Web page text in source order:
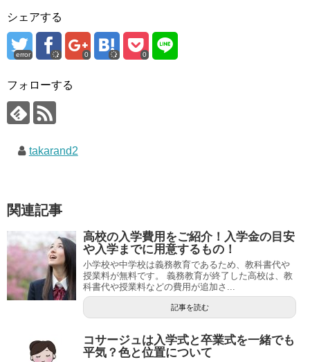
シェアする
error 0 0
フォローする
takarand2
関連記事
高校の入学費用をご紹介！入学金の目安
や入学までに用意するもの！
小学校や中学校は義務教育であるため、教科書代や
授業料が無料です。 義務教育が終了した高校は、教
科書代や授業料などの費用が追加さ...
記事を読む
コサージュは入学式と卒業式を一緒でも
平気？色と位置について